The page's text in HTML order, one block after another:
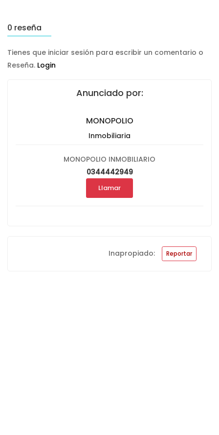
0 reseña
Tienes que iniciar sesión para escribir un comentario o
Reseña. Login
Anunciado por:
MONOPOLIO
Inmobiliaria
MONOPOLIO INMOBILIARIO
0344442949
Llamar
Inapropiado: Reportar